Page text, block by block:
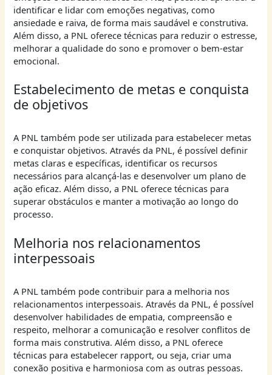
identificar e lidar com emoções negativas, como
ansiedade e raiva, de forma mais saudável e construtiva.
Além disso, a PNL oferece técnicas para reduzir o estresse,
melhorar a qualidade do sono e promover o bem-estar
emocional.
Estabelecimento de metas e conquista
de objetivos
A PNL também pode ser utilizada para estabelecer metas
e conquistar objetivos. Através da PNL, é possível definir
metas claras e específicas, identificar os recursos
necessários para alcançá-las e desenvolver um plano de
ação eficaz. Além disso, a PNL oferece técnicas para
superar obstáculos e manter a motivação ao longo do
processo.
Melhoria nos relacionamentos
interpessoais
A PNL também pode contribuir para a melhoria nos
relacionamentos interpessoais. Através da PNL, é possível
desenvolver habilidades de empatia, compreensão e
respeito, melhorar a comunicação e resolver conflitos de
forma mais construtiva. Além disso, a PNL oferece
técnicas para estabelecer rapport, ou seja, criar uma
conexão positiva e harmoniosa com as outras pessoas.